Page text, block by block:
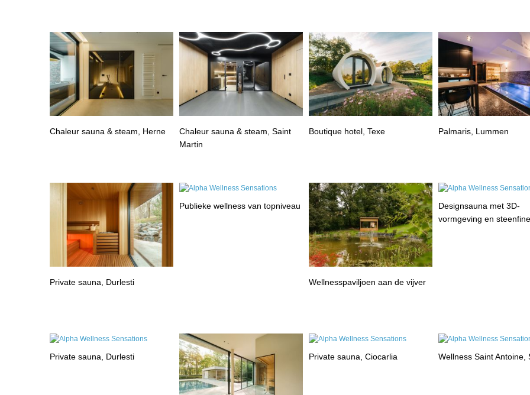
Chaleur sauna & steam, Herne
Chaleur sauna & steam, Saint
Martin
Boutique hotel, Texe Palmaris, Lummen
Private sauna, Durlesti
Publieke wellness van topniveau
Wellnesspaviljoen aan de vijver
Designsauna met 3D-
vormgeving en
Private sauna, Durlesti Private sauna, Ciocarlia Wellness Saint Antoine,